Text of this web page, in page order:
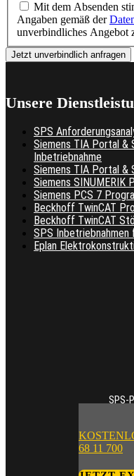
Mit dem Absenden
Angaben gemäß der
unverbindliches Angebot
68 11 700
Unsere
SPS
Siemens TIA Portal &
Inbetriebnahme
Siemens TIA Portal &
Siemens SINUMERIK
Siemens PCS 7
Beckhoff TwinCAT
Beckhoff TwinCAT
SPS Inbetriebnahmen
Eplan
SPS-